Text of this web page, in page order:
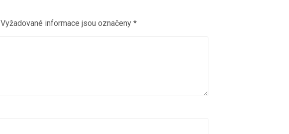
Vyžadované informace jsou označeny *